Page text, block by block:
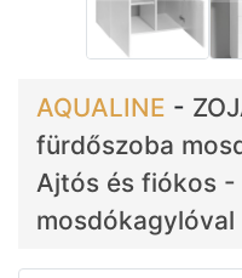
AQUALINE -
fürdőszoba
Ajtós és fiókos -
mosdókagylóval